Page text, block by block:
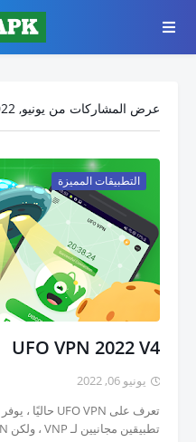
عرض المشاركات من يونيو, 2022
التطبيقات المميزة
UFO VPN 2022 V4
يونيو 06, 2022
تطبيقين مجانيين لـ VNP ، ولكن UFO VPN …